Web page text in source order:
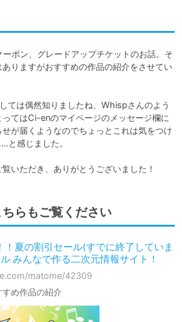
ポン、グレードアップチケットのお話。そ
ありますがおすすめの作品の紹介をさせてい
ては偶然知りましたね、Whispさんのよう
てはCi-enのマイページのメッセージ欄に
が届くようなのでちょっとこれは気をつけ
と感じました。
いただき、ありがとうございました！
らもご覧ください
！夏の割引セール(すでに終了していま
みんなで作る二次元情報サイト！
matome/42309
め作品の紹介